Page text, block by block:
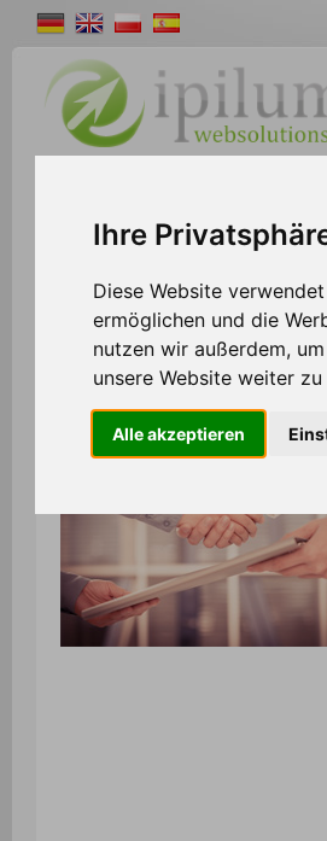
Ihre
Diese Website
ermöglichen und die
nutzen wir außerdem,
unsere Website weiter
Alle akzeptieren
>> Partner
Partner werden und